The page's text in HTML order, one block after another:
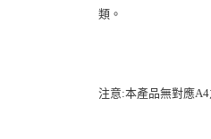
類。
注意:本產品無對應A4